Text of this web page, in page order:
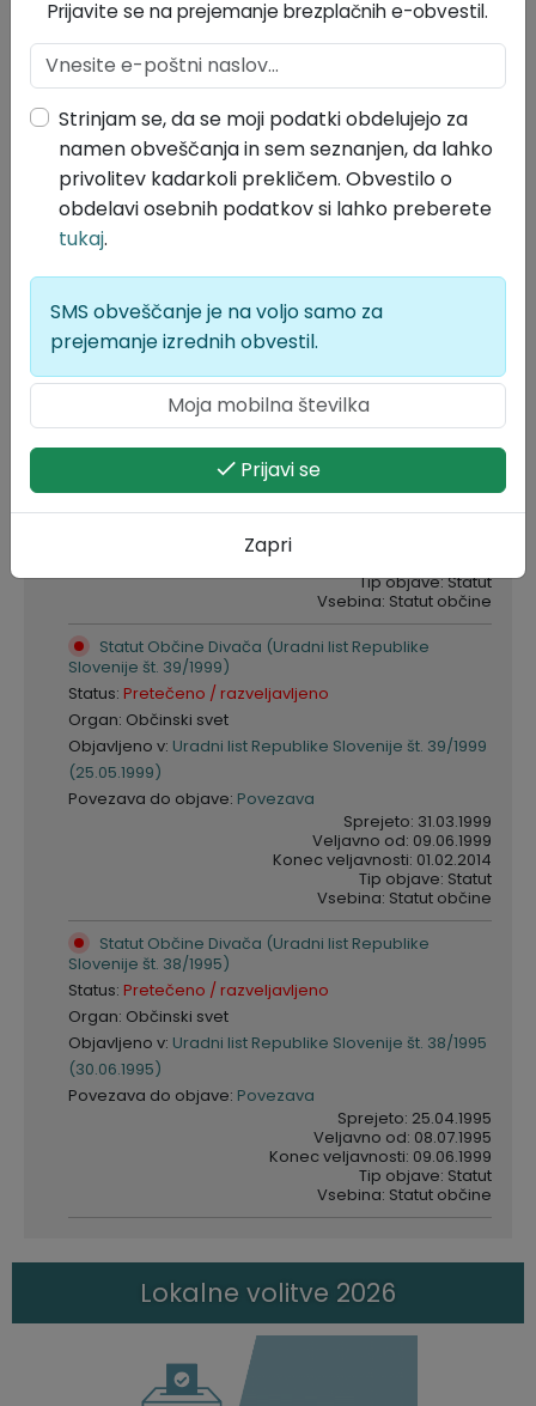
Vsebina: Statut občine
Spremembe Statuta Občine Divača (Uradni list
Republike Slovenije št. 115/2007)
Organ: Občinski svet
Objavljeno v:Uradni list Republike Slovenije št. 115/2007
(14.12.2007)
Povezava do objave:Povezava
Sprejeto: 29.11.2007
Tip objave: Statut
Vsebina: Statut občine
Sprememba Statuta Občine Divača (Uradni list
Republike Slovenije št. 77/2006)
Pretečeno / razveljavljeno
Organ: Občinski svet
Objavljeno v:Uradni list Republike Slovenije št. 77/2006
Tip objave: Statut
Vsebina: Statut občine
Statut Občine Divača (Uradni list Republike
Slovenije št. 39/1999)
Status: Pretečeno / razveljavljeno
Organ: Občinski svet
Objavljeno v: Uradni list Republike Slovenije št. 39/1999
(25.05.1999)
Povezava do objave: Povezava
Sprejeto: 31.03.1999
Veljavno od: 09.06.1999
Konec veljavnosti: 01.02.2014
Tip objave: Statut
Vsebina: Statut občine
Statut Občine Divača (Uradni list Republike
Slovenije št. 38/1995)
Status: Pretečeno / razveljavljeno
Organ: Občinski svet
Objavljeno v: Uradni list Republike Slovenije št. 38/1995
(30.06.1995)
Povezava do objave: Povezava
Sprejeto: 25.04.1995
Veljavno od: 08.07.1995
Konec veljavnosti: 09.06.1999
Tip objave: Statut
Vsebina: Statut občine
Lokalne volitve 2026
Prijavite se na prejemanje brezplačnih e-obvestil.
Strinjam se, da se moji podatki obdelujejo za
namen obveščanja in sem seznanjen, da lahko
privolitev kadarkoli prekličem. Obvestilo o
obdelavi osebnih podatkov si lahko preberete
tukaj.
SMS obveščanje je na voljo samo za
prejemanje izrednih obvestil.
Prijavi se
Zapri